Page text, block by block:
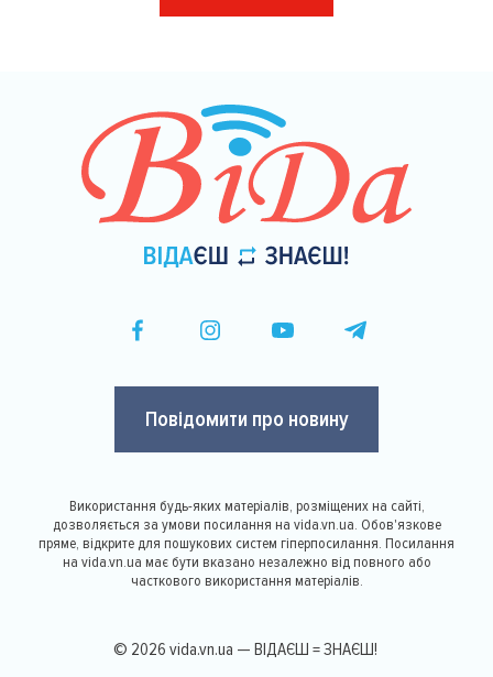
Повідомити про новину
Використання будь-яких матеріалів, розміщених на сайті,
дозволяється за умови посилання на vida.vn.ua. Обов'язкове
пряме, відкрите для пошукових систем гіперпосилання. Посилання
на vida.vn.ua має бути вказано незалежно від повного або
часткового використання матеріалів.
© 2026 vida.vn.ua — ВІДАЄШ = ЗНАЄШ!